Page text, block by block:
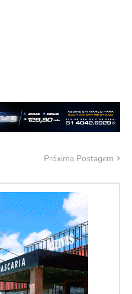
Próxima Postagem